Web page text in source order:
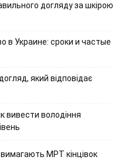
догляду за шкірою
в Украине: сроки и частые
який відповідає
вивести володіння
МРТ кінцівок